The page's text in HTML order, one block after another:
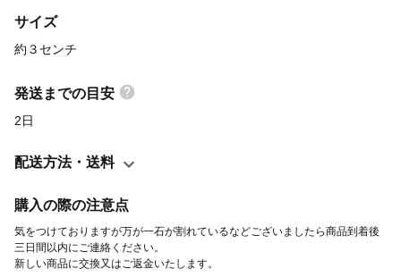
people with such celestial stones ○ Want to carry out meetings
and business negotiations in an advantageous manner ○ I want
fear and live positively ○ I want to relieve tension and relieve
stress ○ I want to be confident ○ I want to quickly adapt to the
○ I want to deepen my bonds with important people ○ I want to
improve my communication skills ○ I want treasure, childbirth,
health and longevity
サイズ
約３センチ
発送までの目安
2日
配送方法・送料
購入の際の注意点
気をつけておりますが万が一石が割れているなどございましたら商品到着後
三日間以内にご連絡ください。
新しい商品に交換又はご返金いたします。